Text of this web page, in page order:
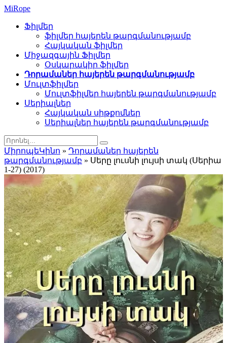
MiRope
Ֆիլմեր
ֆիլմեր հայերեն թարգմանությամբ
Հայկական ֆիլմեր
Միջազգային Ֆիլմեր
Օսկարակիր ֆիլմեր
Դորամաներ հայերեն թարգմանությամբ
Մուլտֆիլմեր
Մուլտֆիլմեր հայերեն թարգմանությամբ
Սերիալներ
Հայկական սիթքոմներ
Սերիալներ հայերեն թարգմանությամբ
ՄիրոպեԿինո » Դորամաներ հայերեն
թարգմանությամբ » Սերը լուսնի լույսի տակ (Սերիա
1-27) (2017)